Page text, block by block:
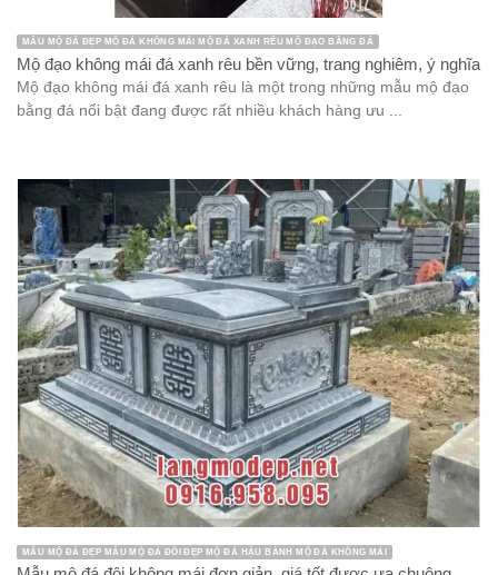
MẪU MỘ ĐÁ ĐẸP MỘ ĐÁ KHÔNG MÁI MỘ ĐÁ XANH RÊU MỘ ĐẠO BẰNG ĐÁ
Mộ đạo không mái đá xanh rêu bền vững, trang nghiêm, ý nghĩa
Mộ đạo không mái đá xanh rêu là một trong những mẫu mộ đạo
bằng đá nổi bật đang được rất nhiều khách hàng ưu ...
MẪU MỘ ĐÁ ĐẸP MẪU MỘ ĐÁ ĐÔI ĐẸP MỘ ĐÁ HẬU BÀNH MỘ ĐÁ KHÔNG MÁI